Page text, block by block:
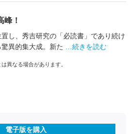
峰！
し、秀吉研究の「必読書」であり続け
異的集大成。新た
…続きを読む
異なる場合があります。
電子版を購入